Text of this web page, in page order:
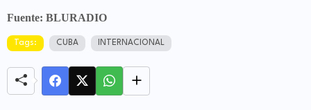
Fuente: BLURADIO
Tags: CUBA INTERNACIONAL